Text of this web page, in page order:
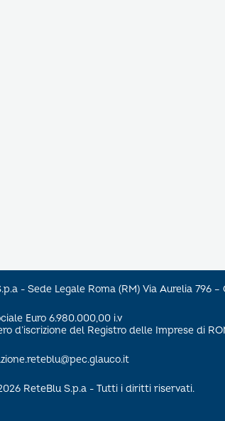
- Sede Legale Roma (RM) Via Aurelia 796
Euro 6.980.000,00 i.v
d’iscrizione del Registro delle Imprese di
ReteBlu S.p.a - Tutti i diritti riservati.